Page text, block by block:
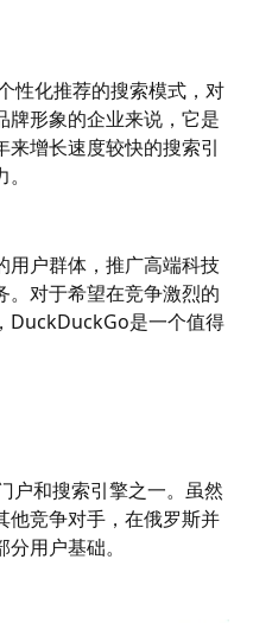
性化推荐的搜索模式，对
牌形象的企业来说，它是
增长速度较快的搜索引
用户群体，推广高端科技
。对于希望在竞争激烈的
DuckDuckGo是一个值得
户和搜索引擎之一。虽然
他竞争对手，在俄罗斯并
用户基础。